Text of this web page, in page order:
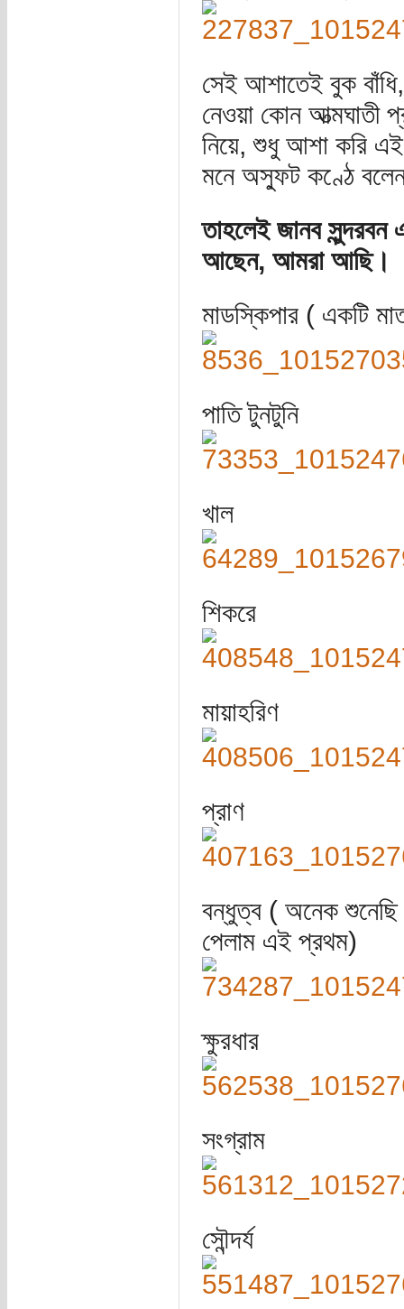
সেই আশাতেই বুক
নেওয়া কোন আত্মঘাতী
নিয়ে, শুধু আশা করি
মনে অস্ফুট কণ্ঠে
তাহলেই জানব
আছেন, আমরা আছি।
মাডস্কিপার ( একটি
পাতি টুনটুনি
খাল
শিকরে
মায়াহরিণ
প্রাণ
বন্ধুত্ব ( অনেক শুনেছি
পেলাম এই প্রথম)
ক্ষুরধার
সংগ্রাম
সৌন্দর্য